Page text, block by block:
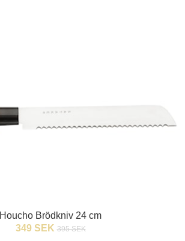
Houcho Brödkniv 24 cm
349 SEK 395 SEK